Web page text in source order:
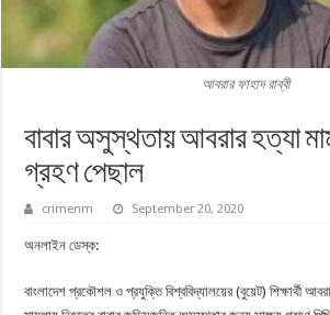
আবরার ফাহাদ রাব্বী
বাবার অসুস্থতায় আবরার হত্যা
গ্রহণ পেছাল
crimenm September 20, 2020
অনলাইন ডেস্ক:
বাংলাদেশ প্রকৌশল ও প্রযুক্তি বিশ্ববিদ্যালয়ের (বুয়েট) শিক্ষার্থী